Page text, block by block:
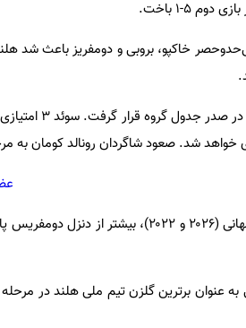
۳۶۰، درخشش بی‌حدوحصر خاکپو، بروبی و دومفریز
هلند با این